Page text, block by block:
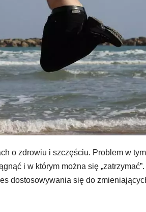
o zdrowiu i szczęściu. Problem w
i w którym można się „zatrzymać”.
dostosowywania się do